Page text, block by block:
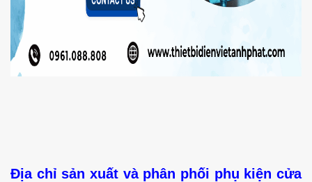
Địa chỉ sản xuất và phân phối phụ kiện cửa